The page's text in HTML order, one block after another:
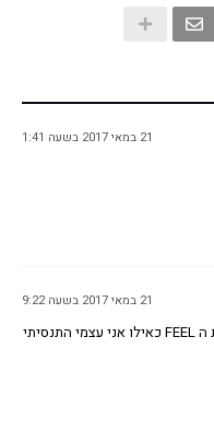
21 במאי 2017 בשעה 1:41
21 במאי 2017 בשעה 9:22
כתוב נהדר, אינפורמטיבי ומעביר את ה FEEL כאילו אני עצמי התנסיתי